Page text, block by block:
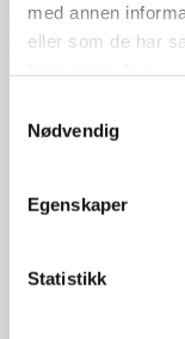
med annen
eller som de har
Nødvendig
Egenskaper
Statistikk
Norrøna falketind flex1
Caviar
Relaterte